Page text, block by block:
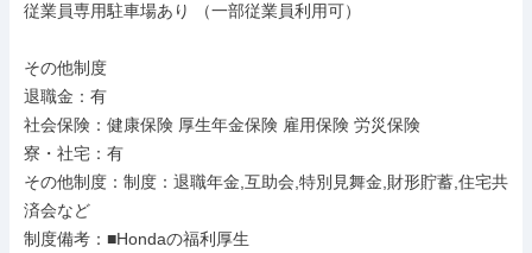
従業員専用駐車場あり （一部従業員利用可）
その他制度
退職金：有
社会保険：健康保険 厚生年金保険 雇用保険 労災保険
寮・社宅：有
その他制度：制度：退職年金,互助会,特別見舞金,財形貯蓄,住宅共
済会など
制度備考：■Hondaの福利厚生